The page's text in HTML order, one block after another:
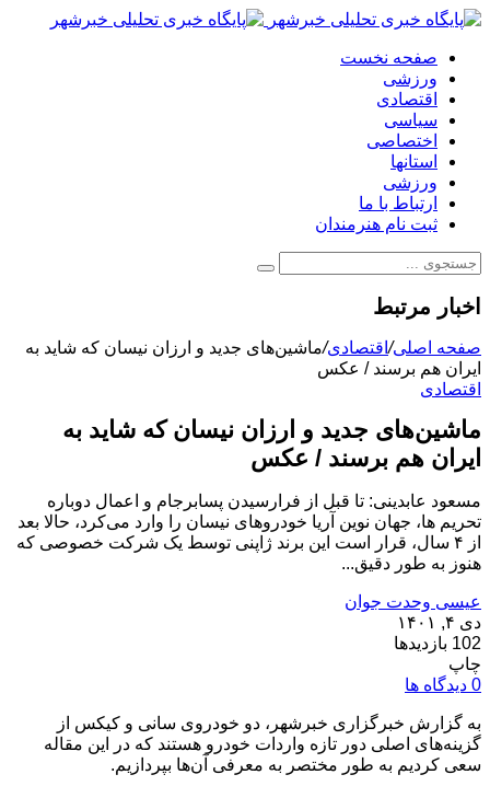
صفحه نخست
ورزشی
اقتصادی
سیاسی
اختصاصی
استانها
ورزشی
ارتباط با ما
ثبت نام هنرمندان
اخبار مرتبط
صفحه اصلی/اقتصادی/ماشین‌های جدید و ارزان نیسان که شاید به
ایران هم برسند / عکس
اقتصادی
ماشین‌های جدید و ارزان نیسان که شاید به
ایران هم برسند / عکس
مسعود عابدینی: تا قبل از فرارسیدن پسابرجام و اعمال دوباره
تحریم ها، جهان نوین آریا خودروهای نیسان را وارد می‌کرد، حالا بعد
از ۴ سال، قرار است این برند ژاپنی توسط یک شرکت خصوصی که
هنوز به طور دقیق...
عیسی وحدت جوان
دی ۴, ۱۴۰۱
102 بازدیدها
چاپ
0 دیدگاه ها
به گزارش خبرگزاری خبرشهر، دو خودروی سانی و کیکس از
گزینه‌های اصلی دور تازه واردات خودرو هستند که در این مقاله
سعی کردیم به طور مختصر به معرفی آن‌ها بپردازیم.